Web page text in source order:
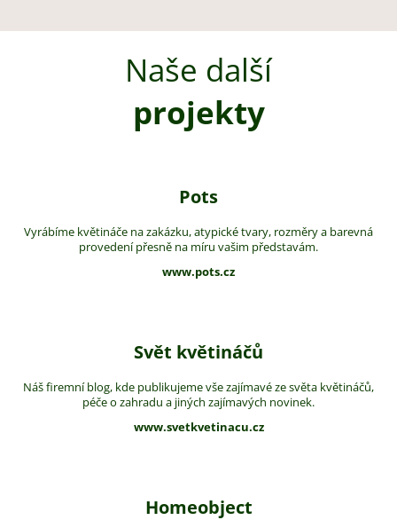
Naše další
projekty
Pots
Vyrábíme květináče na zakázku, atypické tvary, rozměry a barevná
provedení přesně na míru vašim představám.
www.pots.cz
Svět květináčů
Náš firemní blog, kde publikujeme vše zajímavé ze světa květináčů,
péče o zahradu a jiných zajímavých novinek.
www.svetkvetinacu.cz
Homeobject